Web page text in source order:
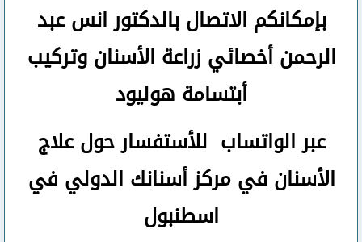
بإمكانكم الاتصال بالدكتور انس عبد
الرحمنأخصائي زراعة الأسنان وتركيب
أبتسامة هوليود
عبر الواتساب للأستفسار حول علاج
الأسنان في مركز أسنانك الدولي في
اسطنبول